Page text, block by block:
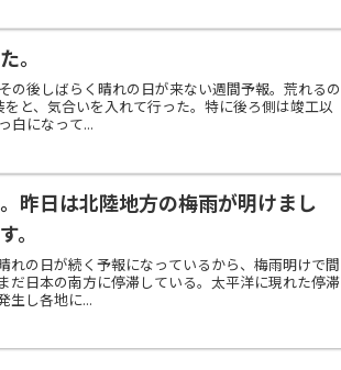
。
後しばらく晴れの日が来ない週間予報。荒れるの
と、気合いを入れて行った。特に後ろ側は竣工以
白になって...
昨日は北陸地方の梅雨が明けまし
。
の日が続く予報になっているから、梅雨明けで間
だ日本の南方に停滞している。太平洋に現れた停滞
生し各地に...